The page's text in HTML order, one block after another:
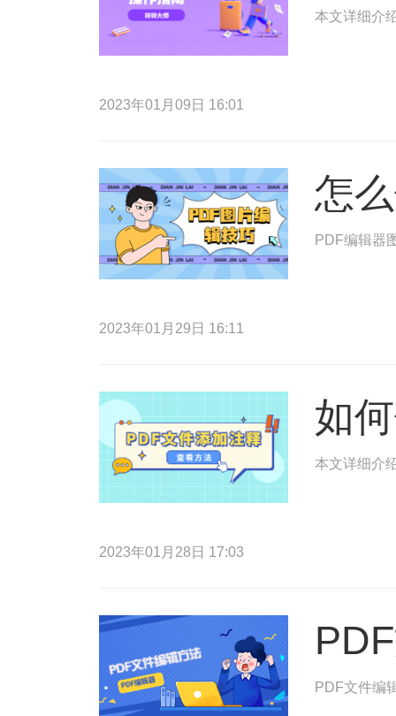
本文详细介
2023年01月09日 16:01
怎
PDF编辑器
2023年01月29日 16:11
如
本文详细介
2023年01月28日 17:03
PDF文件编